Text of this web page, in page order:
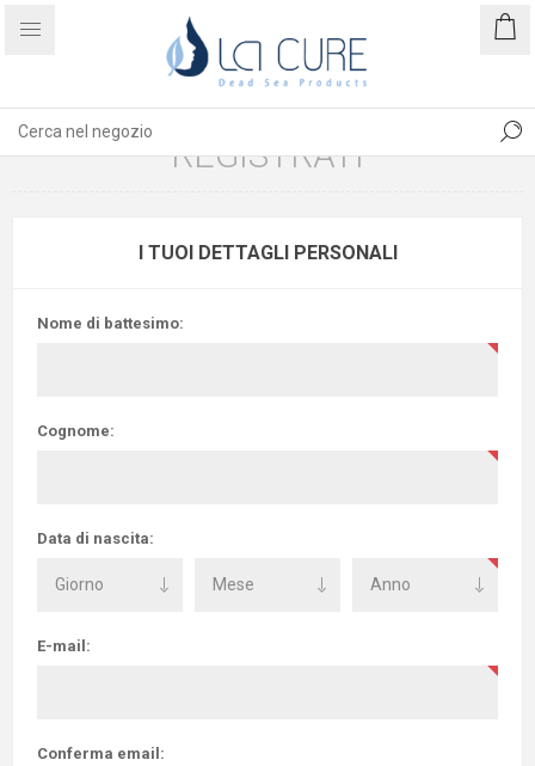
REGISTRATI
I TUOI DETTAGLI PERSONALI
Nome di battesimo:
Cognome:
Data di nascita:
E-mail:
Conferma email: